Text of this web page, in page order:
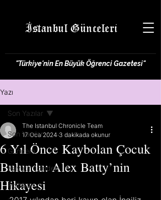
İstanbul Günceleri
"Türkiye'nin En Büyük Öğrenci Gazetesi"
Yazı
Son Yazılar
Gündem
Hayatın İçinden
Politika
Son Yazılar
6 Yıl Önce Kaybolan Çocuk
Bulundu: Alex Batty’nin
Hikayesi
The Istanbul Chronicle Team
17 Oca 2024 3 dakikada okunur